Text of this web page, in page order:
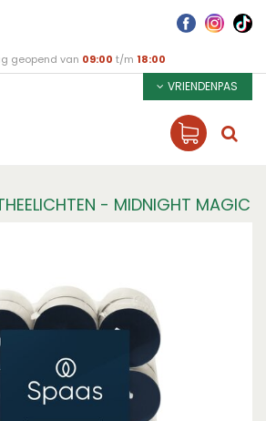
geopend van 09:00 t/m 18:00
VRIENDENPAS
- MIDNIGHT MAGIC